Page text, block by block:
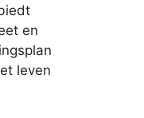
en
leven